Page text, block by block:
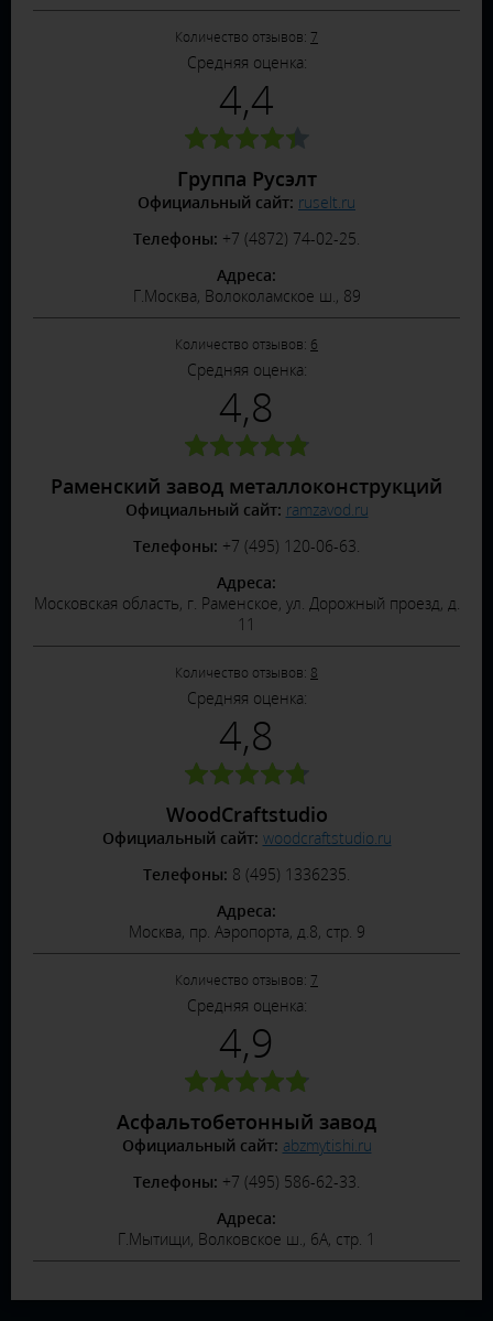
Количество отзывов: 7
Средняя оценка:
4,4
Группа Русэлт
Официальный сайт: ruselt.ru
Телефоны: +7 (4872) 74-02-25.
Адреса:
Г.Москва, Волоколамское ш., 89
Количество отзывов: 6
Средняя оценка:
4,8
Раменский завод металлоконструкций
Официальный сайт: ramzavod.ru
Телефоны: +7 (495) 120-06-63.
Адреса:
Московская область, г. Раменское, ул. Дорожный проезд, д.
11
Количество отзывов: 8
Средняя оценка:
4,8
WoodCraftstudio
Официальный сайт: woodcraftstudio.ru
Телефоны: 8 (495) 1336235.
Адреса:
Москва, пр. Аэропорта, д.8, стр. 9
Количество отзывов: 7
Средняя оценка:
4,9
Асфальтобетонный завод
Официальный сайт: abzmytishi.ru
Телефоны: +7 (495) 586-62-33.
Адреса:
Г.Мытищи, Волковское ш., 6А, стр. 1